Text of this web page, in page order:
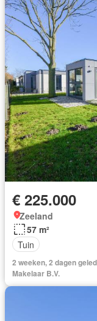
€ 225.000
Zeeland
57 m²
Tuin
2 weeken, 2 dagen
Makelaar B.V.